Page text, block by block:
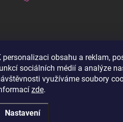
personalizaci obsahu a reklam,
sociálních médií a analýze
využíváme soubory
zde.
Nastavení
Stav
vyhrazena.